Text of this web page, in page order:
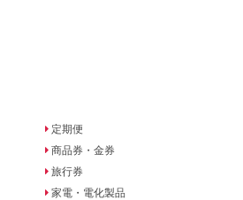
定期便
商品券・金券
旅行券
家電・電化製品